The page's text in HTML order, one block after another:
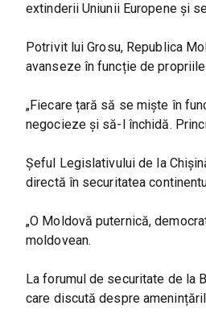
extinderii Uniunii Europene și
Potrivit lui Grosu, Republica
avanseze în funcție de
„Fiecare țară să se miște în
negocieze și să-l închidă.
Șeful Legislativului de la
directă în securitatea
„O Moldovă puternică,
moldovean.
La forumul de securitate de la
care discută despre